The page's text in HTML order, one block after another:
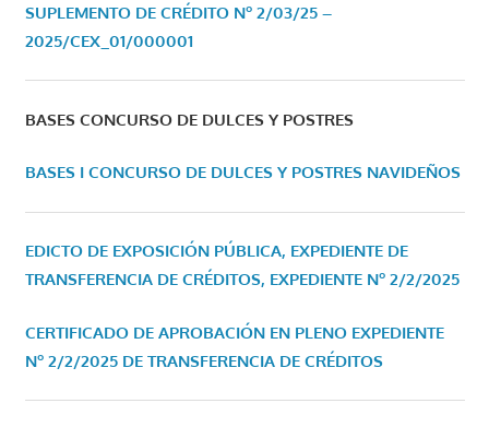
SUPLEMENTO DE CRÉDITO Nº 2/03/25 –
2025/CEX_01/000001
BASES CONCURSO DE DULCES Y POSTRES
BASES I CONCURSO DE DULCES Y POSTRES NAVIDEÑOS
EDICTO DE EXPOSICIÓN PÚBLICA, EXPEDIENTE DE
TRANSFERENCIA DE CRÉDITOS, EXPEDIENTE Nº 2/2/2025
CERTIFICADO DE APROBACIÓN EN PLENO EXPEDIENTE
Nº 2/2/2025 DE TRANSFERENCIA DE CRÉDITOS